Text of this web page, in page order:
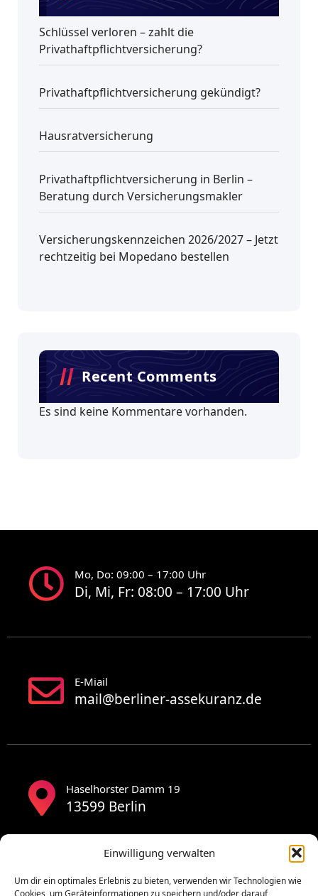
Einwilligung verwalten
Um dir ein optimales Erlebnis zu bieten, verwenden wir Technologien wie
Cookies, um Geräteinformationen zu speichern und/oder darauf
Schlüssel verloren – zahlt die
Privathaftpflichtversicherung?
Privathaftpflichtversicherung gekündigt?
Hausratversicherung
Privathaftpflichtversicherung in Berlin –
Beratung durch Versicherungsmakler
Versicherungskennzeichen 2026/2027 – Jetzt
rechtzeitig bei Mopedano bestellen
Recent Comments
Es sind keine Kommentare vorhanden.
Mo, Do: 09:00 – 17:00 Uhr
Di, Mi, Fr: 08:00 – 17:00 Uhr
E-Miail
mail@berliner-assekuranz.de
Haselhorster Damm 19
13599 Berlin